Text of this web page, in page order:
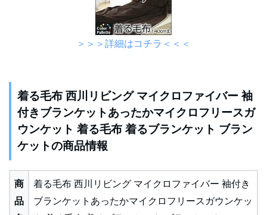
＞＞＞詳細はコチラ＜＜＜
着る毛布 西川リビング マイクロファイバー 袖
付きブランケットあったかマイクロフリースガ
ウンケット 着る毛布 着るブランケット ブラン
ケットの商品情報
商
品
着る毛布 西川リビング マイクロファイバー 袖付き
ブランケットあったかマイクロフリースガウンケッ